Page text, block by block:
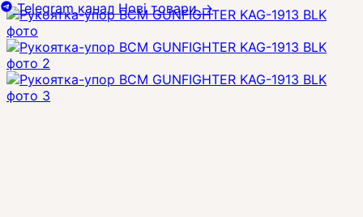
Telegram канал Нові товари→